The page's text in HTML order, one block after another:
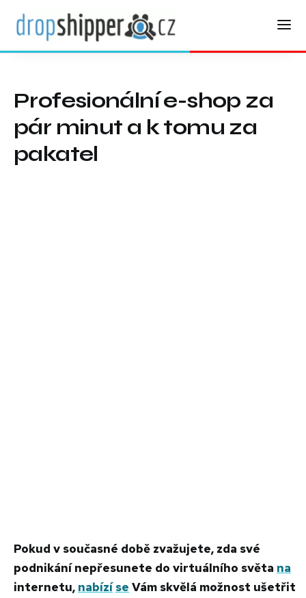
Profesionální e-shop za
pár minut a k tomu za
pakatel
Pokud v současné době zvažujete, zda své
podnikání nepřesunete do virtuálního světa na
internetu, nabízí se Vám skvělá možnost ušetřit